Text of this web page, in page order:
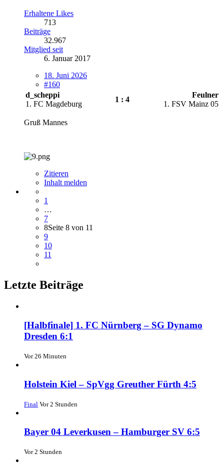
Erhaltene Likes
713
Beiträge
32.967
Mitglied seit
6. Januar 2017
18. Juni 2026
#160
d_scheppi
1. FC Magdeburg
1 : 4
Feulner
1. FSV Mainz 05
Gruß Mannes
Zitieren
Inhalt melden
1
…
7
8Seite 8 von 11
9
10
11
Letzte Beiträge
[Halbfinale] 1. FC Nürnberg – SG Dynamo
Dresden 6:1
Vor 26 Minuten
Holstein Kiel – SpVgg Greuther Fürth 4:5
Final Vor 2 Stunden
Bayer 04 Leverkusen – Hamburger SV 6:5
Vor 2 Stunden